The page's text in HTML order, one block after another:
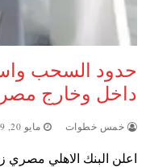
حدود السحب
داخل وخارج مصر
خمس خطوات مايو 20, 2019
اعلن البنك الاهلي مصري